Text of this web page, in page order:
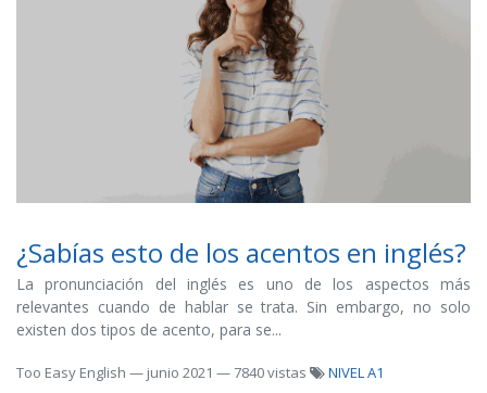
¿Sabías esto de los acentos en inglés?
La pronunciación del inglés es uno de los aspectos más
relevantes cuando de hablar se trata. Sin embargo, no solo
existen dos tipos de acento, para se...
Too Easy English — junio 2021 — 7840 vistas NIVEL A1